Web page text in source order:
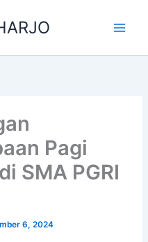
Pagi
SMA PGRI
6, 2024